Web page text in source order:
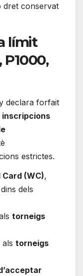
dret conservat
límit
P1000,
declara forfait
inscripcions
estrictes.
(WC),
dins dels
torneigs
als torneigs